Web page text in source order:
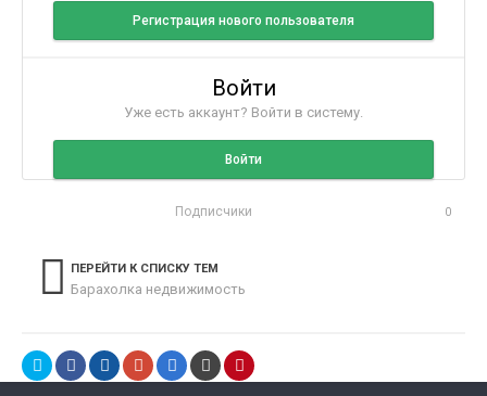
Регистрация нового пользователя
Войти
Уже есть аккаунт? Войти в систему.
Войти
Подписчики 0
ПЕРЕЙТИ К СПИСКУ ТЕМ
Барахолка недвижимость